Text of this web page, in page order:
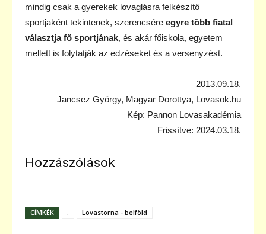
mindig csak a gyerekek lovaglásra felkészítő
sportjaként tekintenek, szerencsére egyre több fiatal
választja fő sportjának, és akár főiskola, egyetem
mellett is folytatják az edzéseket és a versenyzést.
2013.09.18.
Jancsez György, Magyar Dorottya, Lovasok.hu
Kép: Pannon Lovasakadémia
Frissítve: 2024.03.18.
Hozzászólások
CÍMKÉK . Lovastorna - belföld